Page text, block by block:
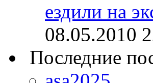
ездили на
08.05.2010
Последние